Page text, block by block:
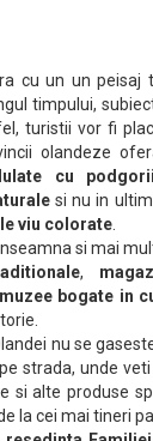
cu un un peisaj
timpului,
turistii vor fi
olandeze
cu
si nu in
viu colorate.
si mai
,
muzee bogate in
nu se
strada, unde veti
si alte produse
la cei mai tineri